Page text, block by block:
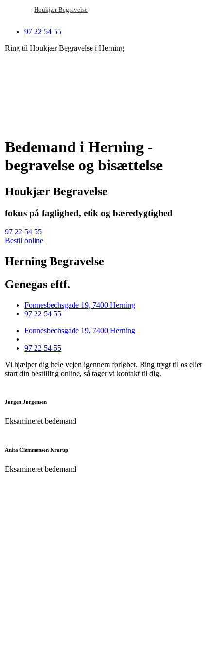
Houkjær Begravelse
97 22 54 55
Ring til Houkjær Begravelse i Herning
Bedemand i Herning -
begravelse og bisættelse
Houkjær Begravelse
fokus på faglighed, etik og bæredygtighed
97 22 54 55
Bestil online
Herning Begravelse
Genegas eftf.
Fonnesbechsgade 19, 7400 Herning
97 22 54 55
Fonnesbechsgade 19, 7400 Herning
97 22 54 55
Vi hjælper dig hele vejen igennem forløbet. Ring trygt til os eller
start din bestilling online, så tager vi kontakt til dig.
Jørgen Jørgensen
Eksamineret bedemand
Anita Clemmensen Krarup
Eksamineret bedemand